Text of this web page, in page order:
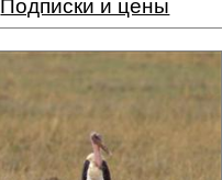
Подписки и цены